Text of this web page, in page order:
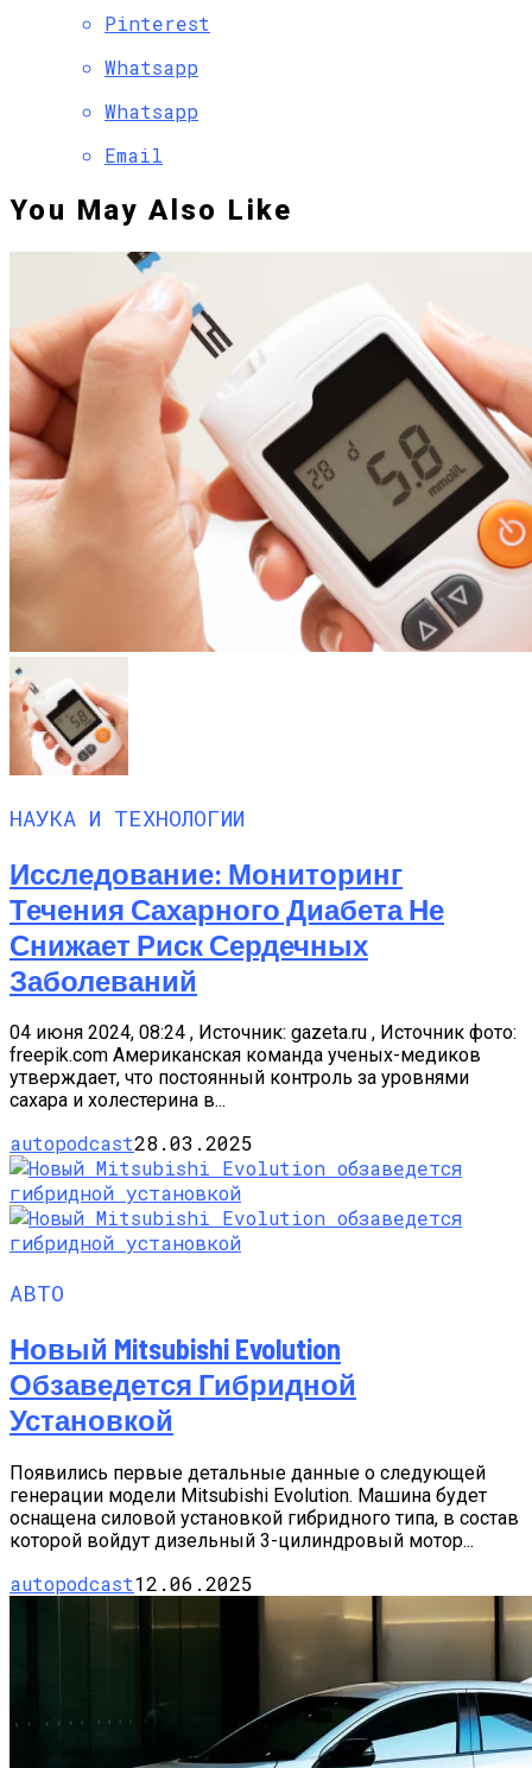
Pinterest
Whatsapp
Whatsapp
Email
You May Also Like
НАУКА И ТЕХНОЛОГИИ
Исследование: Мониторинг
Течения Сахарного Диабета Не
Снижает Риск Сердечных
Заболеваний
04 июня 2024, 08:24 , Источник: gazeta.ru , Источник фото:
freepik.com Американская команда ученых-медиков
утверждает, что постоянный контроль за уровнями
сахара и холестерина в...
autopodcast28.03.2025
АВТО
Новый Mitsubishi Evolution
Обзаведется Гибридной
Установкой
Появились первые детальные данные о следующей
генерации модели Mitsubishi Evolution. Машина будет
оснащена силовой установкой гибридного типа, в состав
которой войдут дизельный 3-цилиндровый мотор...
autopodcast12.06.2025